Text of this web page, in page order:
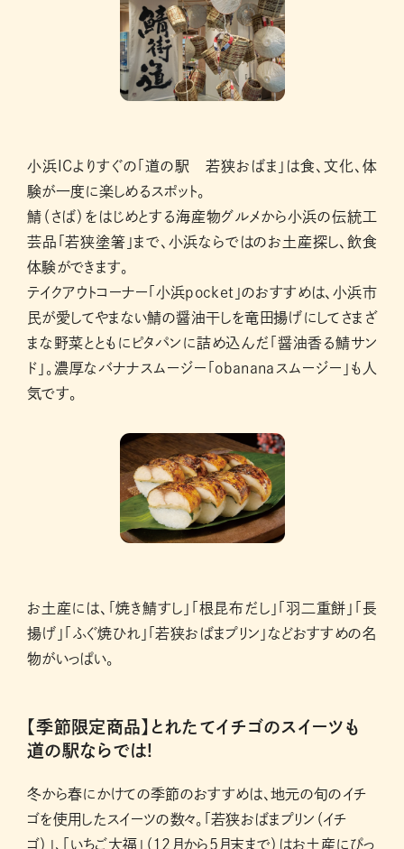
小浜ICよりすぐの「道の駅 若狭おばま」は食、文化、体
験が一度に楽しめるスポット。
鯖（さば）をはじめとする海産物グルメから小浜の伝統工
芸品「若狭塗箸」まで、小浜ならではのお土産探し、飲食
体験ができます。
テイクアウトコーナー「小浜pocket」のおすすめは、小浜市
民が愛してやまない鯖の醤油干しを竜田揚げにしてさまざ
まな野菜とともにピタパンに詰め込んだ「醤油香る鯖サン
ド」。濃厚なバナナスムージー「obananaスムージー」も人
気です。
お土産には、「焼き鯖すし」「根昆布だし」「羽二重餅」「長
揚げ」「ふぐ焼ひれ」「若狭おばまプリン」などおすすめの名
物がいっぱい。
【季節限定商品】とれたてイチゴのスイーツも
道の駅ならでは!
冬から春にかけての季節のおすすめは、地元の旬のイチ
ゴを使用したスイーツの数々。「若狭おばまプリン（イチ
ゴ）」、「いちご大福」（12月から5月末まで）はお土産にぴっ